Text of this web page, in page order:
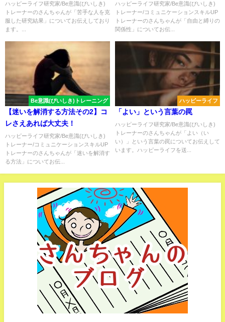
ハッピーライフ研究家/Be意識(びいしき)
トレーナーのさんちゃんが「苦手な人を克
服した研究結果」についてお伝えしており
ます。...
ハッピーライフ研究家/Be意識(びいしき)
トレーナー/コミュニケーションスキルUP
トレーナーのさんちゃんが「自由と縛りの
関係性」についてお伝...
Be意識(びいしき)トレーニング
【迷いを解消する方法その2】コ
レさえあれば大丈夫！
ハッピーライフ研究家/Be意識(びいしき)
トレーナー/コミュニケーションスキルUP
トレーナーのさんちゃんが「迷いを解消す
る方法」についてお伝...
ハッピーライフ
「よい」という言葉の罠
ハッピーライフ研究家/Be意識(びいしき)
トレーナーのさんちゃんが「よい（い
い）」という言葉の罠についてお伝えして
います。ハッピーライフを送...